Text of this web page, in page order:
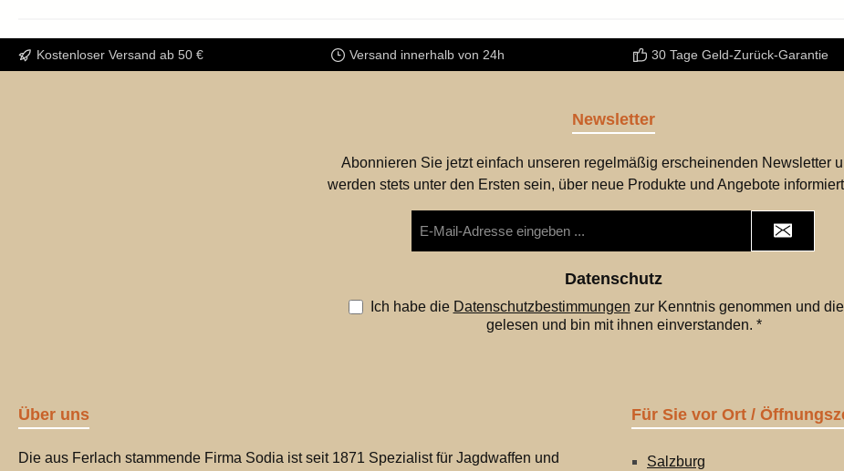
Kostenloser Versand ab 50 € Versand innerhalb von 24h 30 Tage Geld-Zurück-Garantie
Newsletter
Abonnieren Sie jetzt einfach unseren regelmäßig erscheinenden Newsletter
werden stets unter den Ersten sein, über neue Produkte und Angebote
Mail-
Datenschutz
Ich habe die Datenschutzbestimmungen zur Kenntnis genommen und die
gelesen und bin mit ihnen einverstanden. *
Über uns
Die aus Ferlach stammende Firma Sodia ist seit 1871 Spezialist für Jagdwaffen und
Für Sie vor Ort /
Salzburg